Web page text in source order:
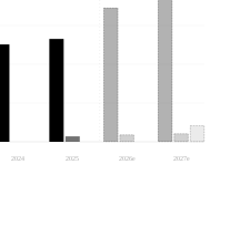
2024 2025 2026e 2027e